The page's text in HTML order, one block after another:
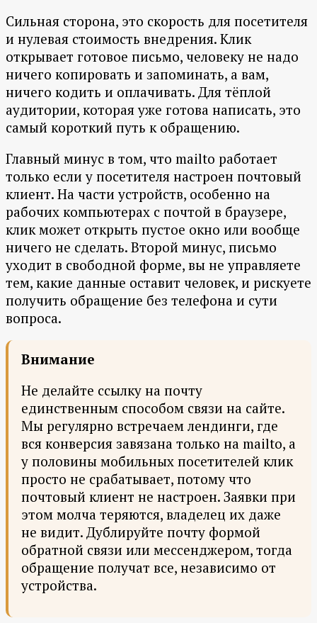
Сильная сторона, это скорость для посетителя
и нулевая стоимость внедрения. Клик
открывает готовое письмо, человеку не надо
ничего копировать и запоминать, а вам,
ничего кодить и оплачивать. Для тёплой
аудитории, которая уже готова написать, это
самый короткий путь к обращению.
Главный минус в том, что mailto работает
только если у посетителя настроен почтовый
клиент. На части устройств, особенно на
рабочих компьютерах с почтой в браузере,
клик может открыть пустое окно или вообще
ничего не сделать. Второй минус, письмо
уходит в свободной форме, вы не управляете
тем, какие данные оставит человек, и рискуете
получить обращение без телефона и сути
вопроса.
Внимание
Не делайте ссылку на почту
единственным способом связи на сайте.
Мы регулярно встречаем лендинги, где
вся конверсия завязана только на mailto, а
у половины мобильных посетителей клик
просто не срабатывает, потому что
почтовый клиент не настроен. Заявки при
этом молча теряются, владелец их даже
не видит. Дублируйте почту формой
обратной связи или мессенджером, тогда
обращение получат все, независимо от
устройства.